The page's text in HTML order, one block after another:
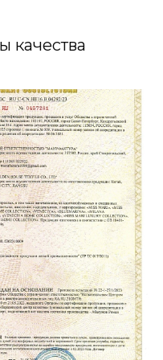
качества